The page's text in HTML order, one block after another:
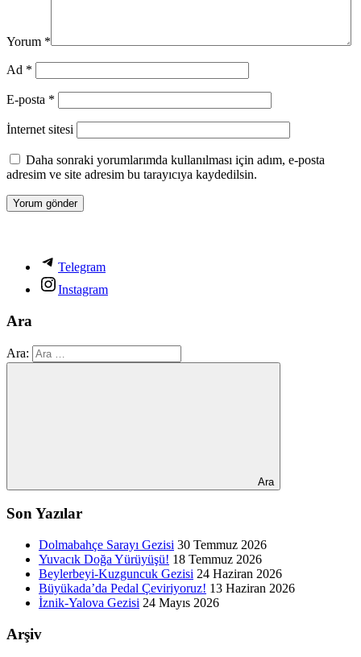
Yorum *
Ad *
E-posta *
İnternet sitesi
Daha sonraki yorumlarımda kullanılması için adım, e-posta
adresim ve site adresim bu tarayıcıya kaydedilsin.
Telegram
Instagram
Ara
Ara:
Ara
Son Yazılar
Dolmabahçe Sarayı Gezisi 30 Temmuz 2026
Yuvacık Doğa Yürüyüşü! 18 Temmuz 2026
Beylerbeyi-Kuzguncuk Gezisi 24 Haziran 2026
Büyükada’da Pedal Çeviriyoruz! 13 Haziran 2026
İznik-Yalova Gezisi 24 Mayıs 2026
Arşiv